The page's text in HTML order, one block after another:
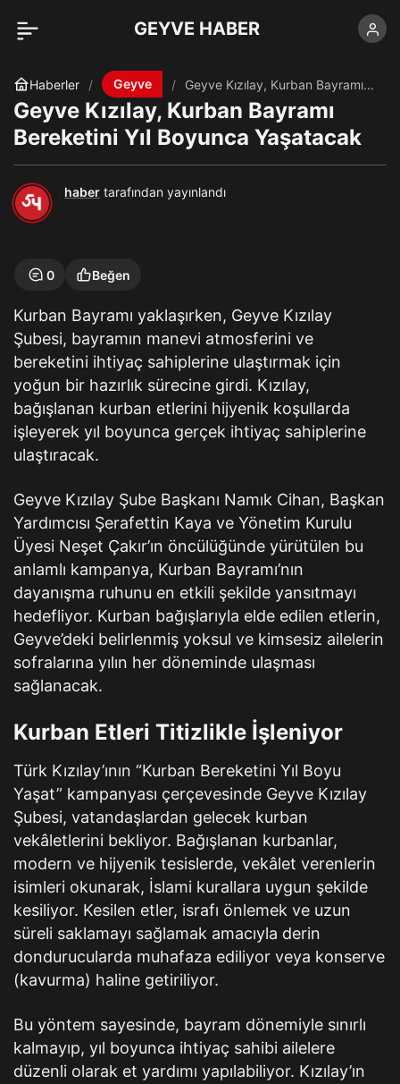
GEYVE HABER
Haberler Geyve
Geyve Kızılay, Kurban Bayramı
Bereketini Yıl Boyunca
Yaşatacak
Geyve Kızılay, Kurban Bayramı
Bereketini Yıl Boyunca Yaşatacak
haber tarafından yayınlandı
0 Beğen
Kurban Bayramı yaklaşırken, Geyve Kızılay
Şubesi, bayramın manevi atmosferini ve
bereketini ihtiyaç sahiplerine ulaştırmak için
yoğun bir hazırlık sürecine girdi. Kızılay,
bağışlanan kurban etlerini hijyenik koşullarda
işleyerek yıl boyunca gerçek ihtiyaç sahiplerine
ulaştıracak.
Geyve Kızılay Şube Başkanı Namık Cihan, Başkan
Yardımcısı Şerafettin Kaya ve Yönetim Kurulu
Üyesi Neşet Çakır’ın öncülüğünde yürütülen bu
anlamlı kampanya, Kurban Bayramı’nın
dayanışma ruhunu en etkili şekilde yansıtmayı
hedefliyor. Kurban bağışlarıyla elde edilen etlerin,
Geyve’deki belirlenmiş yoksul ve kimsesiz ailelerin
sofralarına yılın her döneminde ulaşması
sağlanacak.
Kurban Etleri Titizlikle İşleniyor
Türk Kızılay’ının “Kurban Bereketini Yıl Boyu
Yaşat” kampanyası çerçevesinde Geyve Kızılay
Şubesi, vatandaşlardan gelecek kurban
vekâletlerini bekliyor. Bağışlanan kurbanlar,
modern ve hijyenik tesislerde, vekâlet verenlerin
isimleri okunarak, İslami kurallara uygun şekilde
kesiliyor. Kesilen etler, israfı önlemek ve uzun
süreli saklamayı sağlamak amacıyla derin
dondurucularda muhafaza ediliyor veya konserve
(kavurma) haline getiriliyor.
Bu yöntem sayesinde, bayram dönemiyle sınırlı
kalmayıp, yıl boyunca ihtiyaç sahibi ailelere
düzenli olarak et yardımı yapılabiliyor. Kızılay’ın